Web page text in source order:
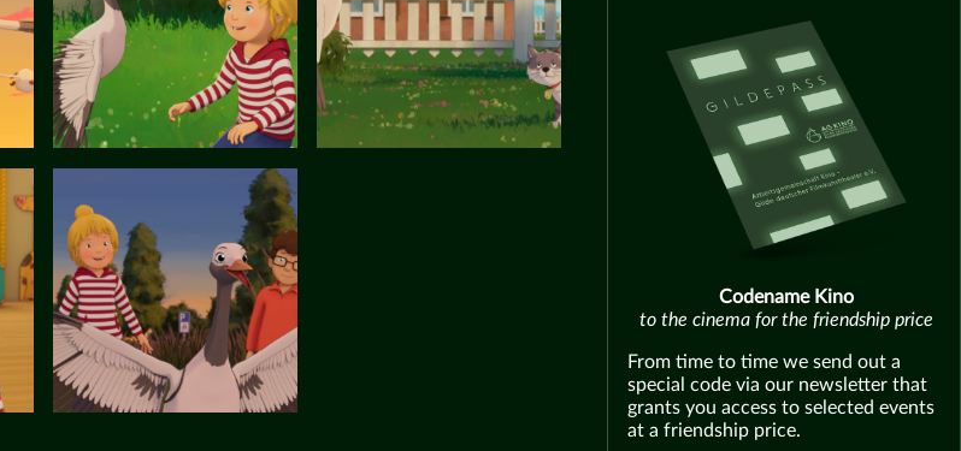
Codename Kino
to the cinema for the friendship price
From time to time we send out a
special code via our newsletter that
grants you access to selected events
at a friendship price.